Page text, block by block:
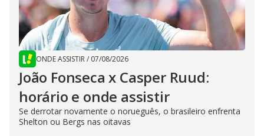
ONDE ASSISTIR/ 07/08/2026
João Fonseca x Casper Ruud:
horário e onde assistir
Se derrotar novamente o norueguês, o brasileiro enfrenta
Shelton ou Bergs nas oitavas